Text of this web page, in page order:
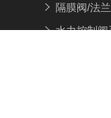
隔膜阀/法
水力控制阀